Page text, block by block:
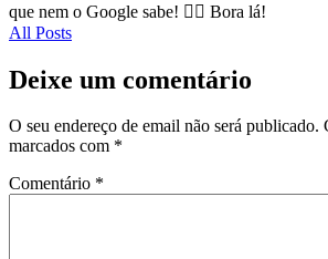
que nem o Google sabe! 🕵️‍♂️ Bora lá!
All Posts
Deixe um comentário
O seu endereço de email não será publicado.
marcados com *
Comentário *